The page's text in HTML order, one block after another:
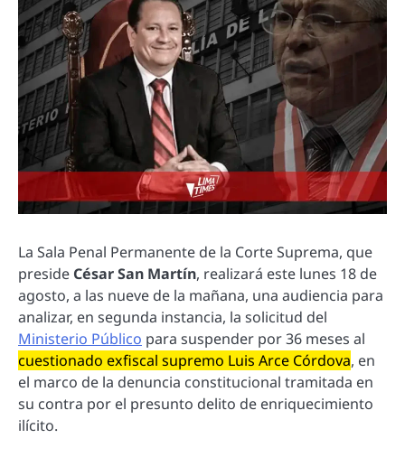
La Sala Penal Permanente de la Corte Suprema, que
preside César San Martín, realizará este lunes 18 de
agosto, a las nueve de la mañana, una audiencia para
analizar, en segunda instancia, la solicitud del
Ministerio Público para suspender por 36 meses al
cuestionado exfiscal supremo Luis Arce Córdova, en
el marco de la denuncia constitucional tramitada en
su contra por el presunto delito de enriquecimiento
ilícito.